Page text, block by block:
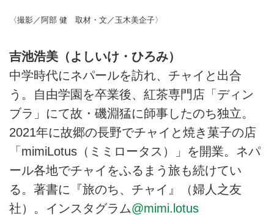
専門店を営む「ミミロータス」の
聞きしました。（『天然生活』
2025年7月号掲載）
〈撮影／阿部 健 取材・文／玉木美企子〉
吉池浩美（よしいけ・ひろみ）
中学時代にネパールを訪れ、チャイと出合
う。自由学園を卒業後、紅茶専門店「ディン
ブラ」にて故・磯淵猛に師事したのち独立。
2021年に故郷の長野でチャイと焼き菓子の店
「mimiLotus（ミミロータス）」を開業。ネパ
ール各地でチャイをふるまう旅も続けてい
る。著書に『旅のち、チャイ』（婦人之友
社）。インスタグラム@mimi.lotus